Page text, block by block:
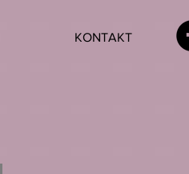
KONTAKT